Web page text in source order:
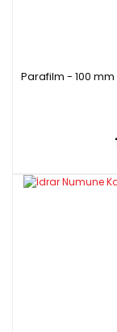
Parafilm - 100 mm